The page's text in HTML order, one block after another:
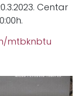
Centar
mtbknbtu